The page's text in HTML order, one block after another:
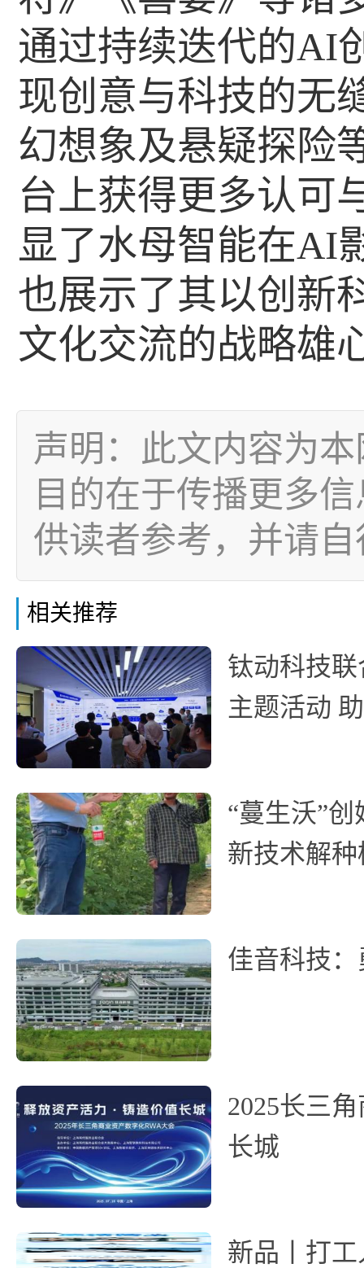
通过持续迭代的AI
现创意与科技的无
幻想象及悬疑探险
台上获得更多认可
显了水母智能在AI
也展示了其以创新
文化交流的战略雄
声明：此文内容为
目的在于传播更多
供读者参考，并请
相关推荐
钛动科技
主题活动
“蔓生沃”
新技术解
佳音科技
2025长三
长城
新品丨打工